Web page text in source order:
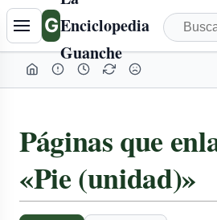
GEnciclopedia
Guanche
Páginas que
«Pie (unidad)»